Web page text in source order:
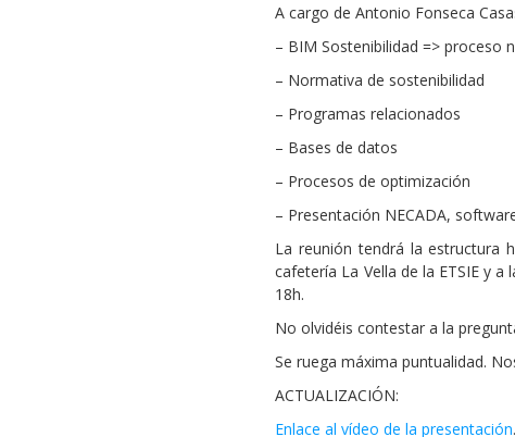
A cargo de Antonio Fonseca
– BIM Sostenibilidad => proceso
– Normativa de sostenibilidad
– Programas relacionados
– Bases de datos
– Procesos de optimización
– Presentación NECADA,
La reunión tendrá la estructura
cafetería La Vella de la ETSIE y
18h.
No olvidéis contestar a la
Se ruega máxima puntualidad.
ACTUALIZACIÓN:
Enlace al vídeo de la presentación.